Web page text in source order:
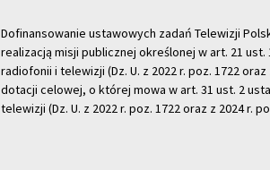
Dofinansowanie ustawowych zadań Telewizji
realizacją misji publicznej określonej w art. 21 ust.
radiofonii i telewizji (Dz. U. z 2022 r. poz. 1722
dotacji celowej, o której mowa w art. 31 ust. 2
telewizji (Dz. U. z 2022 r. poz. 1722 oraz z 2024 r.